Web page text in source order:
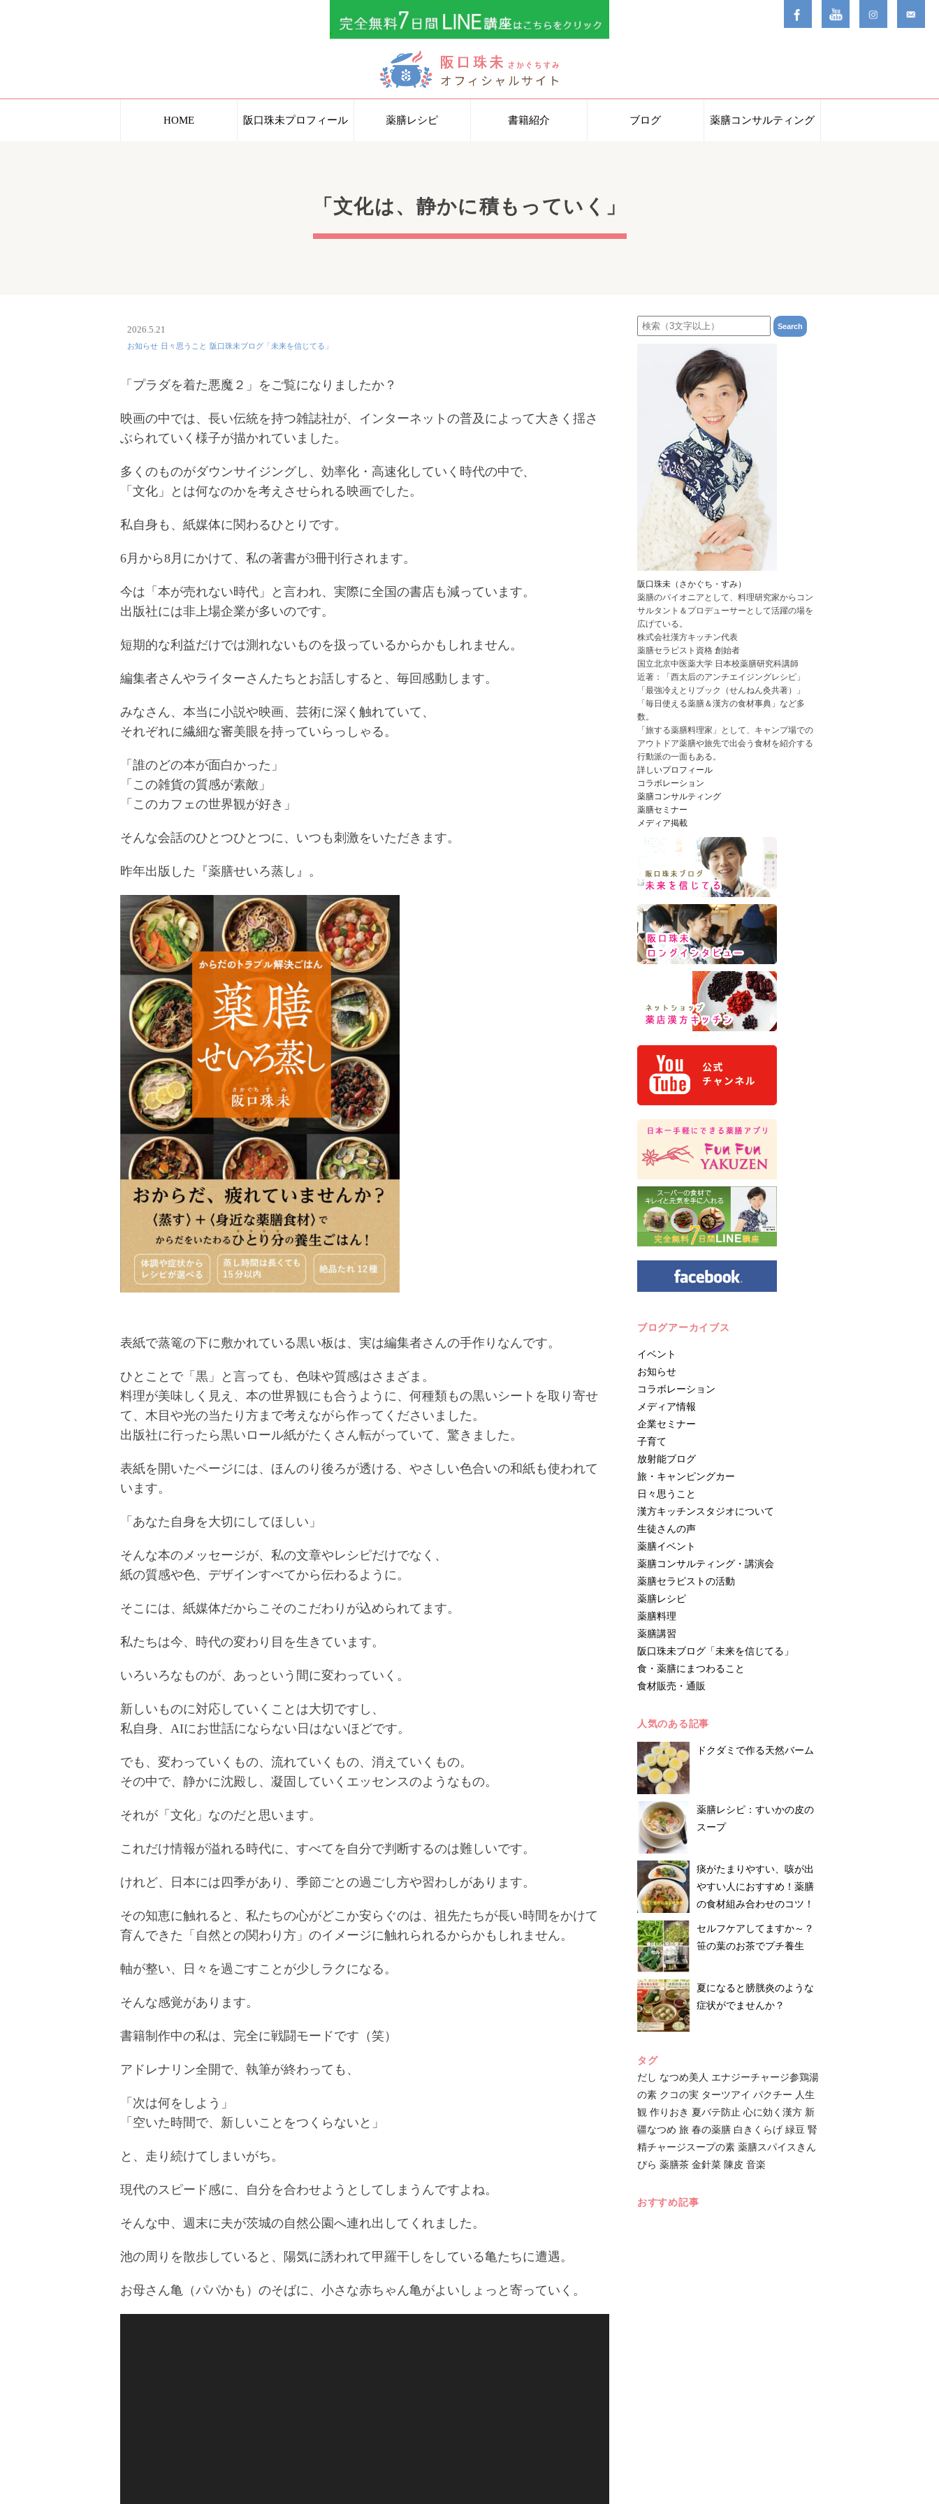
HOME 阪口珠未プロフィール 薬膳レシピ 書籍紹介 ブログ 薬膳コンサルティング
「文化は、静かに積もっていく」
2026.5.21
お知らせ 日々思うこと 阪口珠未ブログ「未来を信じてる」
「プラダを着た悪魔２」をご覧になりましたか？
映画の中では、長い伝統を持つ雑誌社が、インターネットの普及によって大きく揺さ
ぶられていく様子が描かれていました。
多くのものがダウンサイジングし、効率化・高速化していく時代の中で、
「文化」とは何なのかを考えさせられる映画でした。
私自身も、紙媒体に関わるひとりです。
6月から8月にかけて、私の著書が3冊刊行されます。
今は「本が売れない時代」と言われ、実際に全国の書店も減っています。
出版社には非上場企業が多いのです。
短期的な利益だけでは測れないものを扱っているからかもしれません。
編集者さんやライターさんたちとお話しすると、毎回感動します。
みなさん、本当に小説や映画、芸術に深く触れていて、
それぞれに繊細な審美眼を持っていらっしゃる。
「誰のどの本が面白かった」
「この雑貨の質感が素敵」
「このカフェの世界観が好き」
そんな会話のひとつひとつに、いつも刺激をいただきます。
昨年出版した『薬膳せいろ蒸し』。
表紙で蒸篭の下に敷かれている黒い板は、実は編集者さんの手作りなんです。
ひとことで「黒」と言っても、色味や質感はさまざま。
料理が美味しく見え、本の世界観にも合うように、何種類もの黒いシートを取り寄せ
て、木目や光の当たり方まで考えながら作ってくださいました。
出版社に行ったら黒いロール紙がたくさん転がっていて、驚きました。
表紙を開いたページには、ほんのり後ろが透ける、やさしい色合いの和紙も使われて
います。
「あなた自身を大切にしてほしい」
そんな本のメッセージが、私の文章やレシピだけでなく、
紙の質感や色、デザインすべてから伝わるように。
そこには、紙媒体だからこそのこだわりが込められてます。
私たちは今、時代の変わり目を生きています。
いろいろなものが、あっという間に変わっていく。
新しいものに対応していくことは大切ですし、
私自身、AIにお世話にならない日はないほどです。
でも、変わっていくもの、流れていくもの、消えていくもの。
その中で、静かに沈殿し、凝固していくエッセンスのようなもの。
それが「文化」なのだと思います。
これだけ情報が溢れる時代に、すべてを自分で判断するのは難しいです。
けれど、日本には四季があり、季節ごとの過ごし方や習わしがあります。
その知恵に触れると、私たちの心がどこか安らぐのは、祖先たちが長い時間をかけて
育んできた「自然との関わり方」のイメージに触れられるからかもしれません。
軸が整い、日々を過ごすことが少しラクになる。
そんな感覚があります。
書籍制作中の私は、完全に戦闘モードです（笑）
アドレナリン全開で、執筆が終わっても、
「次は何をしよう」
「空いた時間で、新しいことをつくらないと」
と、走り続けてしまいがち。
現代のスピード感に、自分を合わせようとしてしまうんですよね。
そんな中、週末に夫が茨城の自然公園へ連れ出してくれました。
池の周りを散歩していると、陽気に誘われて甲羅干しをしている亀たちに遭遇。
お母さん亀（パパかも）のそばに、小さな赤ちゃん亀がよいしょっと寄っていく。
阪口珠未（さかぐち・すみ）
薬膳のパイオニアとして、料理研究家からコン
サルタント＆プロデューサーとして活躍の場を
広げている。
株式会社漢方キッチン代表
薬膳セラピスト資格 創始者
国立北京中医薬大学 日本校薬膳研究科講師
近著：「西太后のアンチエイジングレシピ」
「最強冷えとりブック（せんねん灸共著）」
「毎日使える薬膳＆漢方の食材事典」など多
数。
「旅する薬膳料理家」として、キャンプ場での
アウトドア薬膳や旅先で出会う食材を紹介する
行動派の一面もある。
詳しいプロフィール
コラボレーション
薬膳コンサルティング
薬膳セミナー
メディア掲載
ブログアーカイブス
イベント
お知らせ
コラボレーション
メディア情報
企業セミナー
子育て
放射能ブログ
旅・キャンピングカー
日々思うこと
漢方キッチンスタジオについて
生徒さんの声
薬膳イベント
薬膳コンサルティング・講演会
薬膳セラピストの活動
薬膳レシピ
薬膳料理
薬膳講習
阪口珠未ブログ「未来を信じてる」
食・薬膳にまつわること
食材販売・通販
人気のある記事
ドクダミで作る天然バーム
薬膳レシピ：すいかの皮の
スープ
痰がたまりやすい、咳が出
やすい人におすすめ！薬膳
の食材組み合わせのコツ！
セルフケアしてますか～？
笹の葉のお茶でプチ養生
夏になると膀胱炎のような
症状がでませんか？
タグ
だし なつめ美人 エナジーチャージ参鶏湯
の素 クコの実 ターツアイ パクチー 人生
観 作りおき 夏バテ防止 心に効く漢方 新
疆なつめ 旅 春の薬膳 白きくらげ 緑豆 腎
精チャージスープの素 薬膳スパイスきん
ぴら 薬膳茶 金針菜 陳皮 音楽
おすすめ記事